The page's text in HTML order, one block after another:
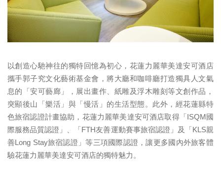
以創造心馳神往的獨特回憶為初心， 花蓮力麗華美達安可酒店
攜手郭子究文化藝術基金會，將大廳和咖啡廳打造獨具人文氣
息的「安可藝廊」，展出畫作、紙雕及浮木雕刻等文創作品，
突顯後山「樂活」與「慢活」的生活型態。此外，經花蓮縣特
色旅宿認證計畫協助，花蓮力麗華美達安可酒店取得「ISQM國
際服務品質認證」、「FTH友善運動賽事旅宿認證」及「KLS親
善Long Stay旅宿認證」等三項國際認證，讓更多國內外旅客體
驗花蓮力麗華美達安可酒店的獨特魅力。